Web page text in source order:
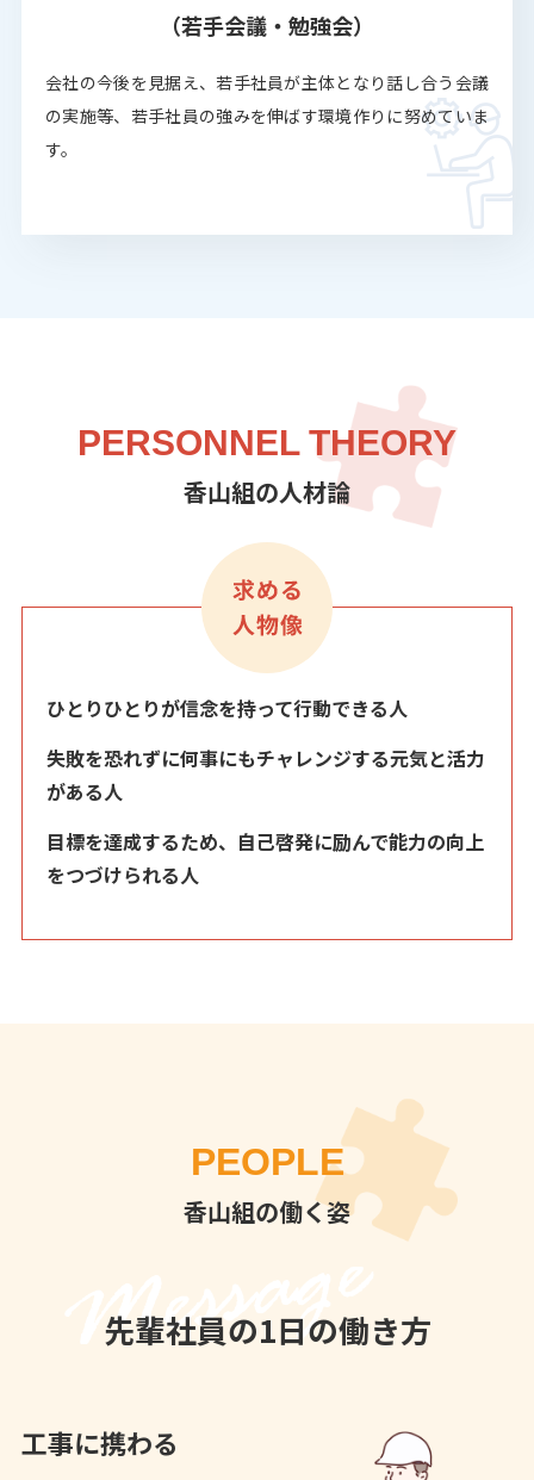
（若手会議・勉強会）
会社の今後を見据え、若手社員が主体となり話し合う会議
の実施等、若手社員の強みを伸ばす環境作りに努めていま
す。
PERSONNEL THEORY
香山組の人材論
ひとりひとりが信念を持って行動できる人
失敗を恐れずに何事にもチャレンジする元気と活力
がある人
目標を達成するため、自己啓発に励んで能力の向上
をつづけられる人
PEOPLE
香山組の働く姿
先輩社員の1日の働き方
工事に携わる